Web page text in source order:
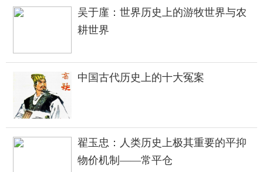
吴于廑：世界历史上的游牧世界与农
耕世界
中国古代历史上的十大冤案
翟玉忠：人类历史上极其重要的平抑
物价机制——常平仓